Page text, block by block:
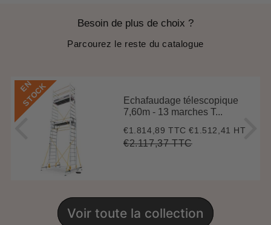
Besoin de plus de choix ?
Parcourez le reste du catalogue
E
N
S
T
O
C
K
Echafaudage télescopique
7,60m - 13 marches T...
Prix
réduit
€1.814,89 TTC€1.814,89
€1.512,41 HT
Prix
€2.117,37 TTC€2.117,37
Voir toute la collection